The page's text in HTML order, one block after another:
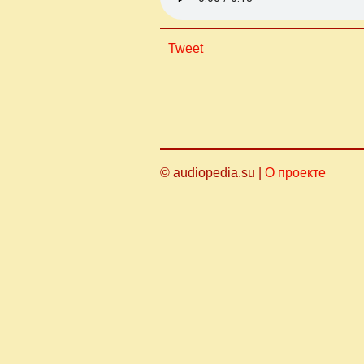
Tweet
© audiopedia.su | О проекте